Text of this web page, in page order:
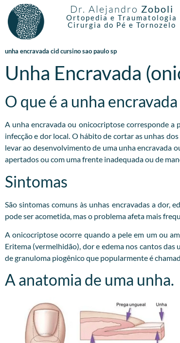
Dr. Alejandro Zoboli
Ortopedia e Traumatologia
Cirurgia do Pé e Tornozelo
unha encravada cid cursino sao paulo sp
Unha Encravada
O que é a unha
A unha encravada ou onicocriptose corresponde
infecção e dor local. O hábito de cortar as unhas
levar ao desenvolvimento de uma unha encravada
apertados ou com uma frente inadequada ou de
Sintomas
São sintomas comuns às unhas encravadas a dor,
pode ser acometida, mas o problema afeta mais
A onicocriptose ocorre quando a pele em um ou
Eritema (vermelhidão), dor e edema nos cantos
de granuloma piogênico que popularmente é
A anatomia de uma unha.